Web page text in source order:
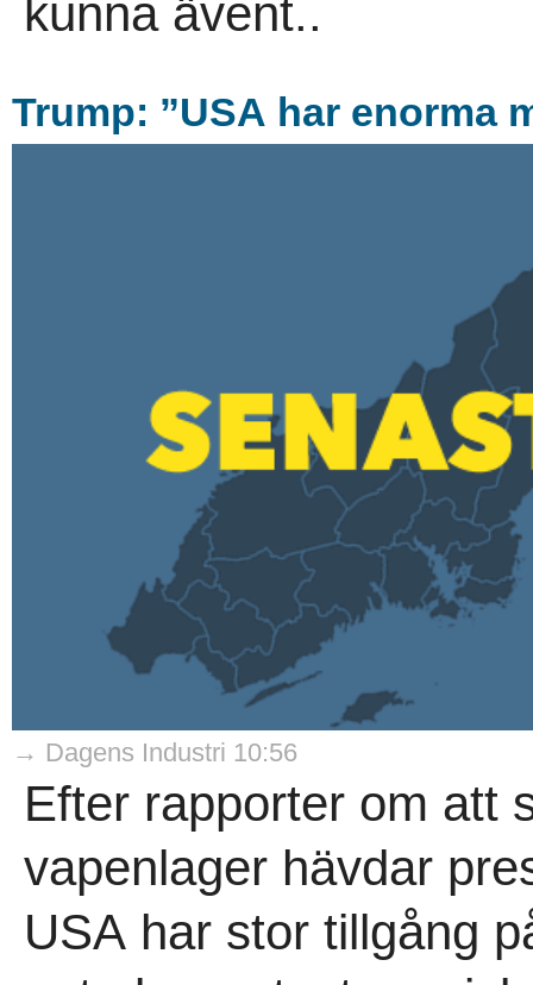
kunna ävent..
Trump: ”USA har enorma
→ Dagens Industri 10:56
Efter rapporter om att
vapenlager hävdar
USA har stor tillgång